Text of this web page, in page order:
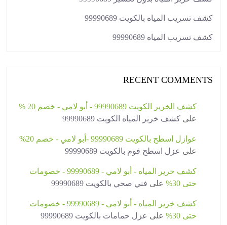
كشف تسريب المياه بالكويت 99990689
كشف تسريب المياه 99990689
RECENT COMMENTS
كشف الخرير الكويت 99990689 - أبو لامي - خصم 20 %
على كشف خرير المياه الكويت 99990689
عوازل اسطح بالكويت 99990689 -أبو لامي - خصم 20%
على عزل اسطح فوم بالكويت 99990689
كشف خرير المياه - أبو لامي - 99990689 - خصومات
حتى 30%
على فني صحي بالكويت 99990689
كشف خرير المياه - أبو لامي - 99990689 - خصومات
حتى 30%
على عزل حمامات بالكويت 99990689